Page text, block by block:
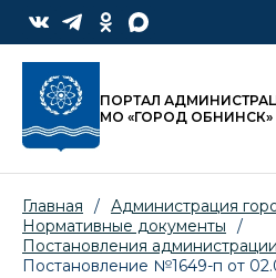
ПОРТАЛ
МО «ГОРОД ОБНИНСК»
Главная / Администрация
Нормативные документы
/
Постановления администрации
Постановление №1649-п от